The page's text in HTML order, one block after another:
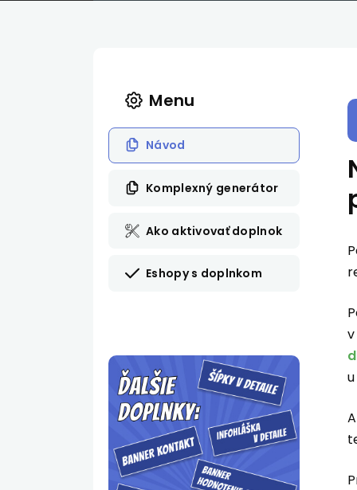
Menu
Návod
Komplexný generátor
Ako aktivovať doplnok
Eshopy s doplnkom